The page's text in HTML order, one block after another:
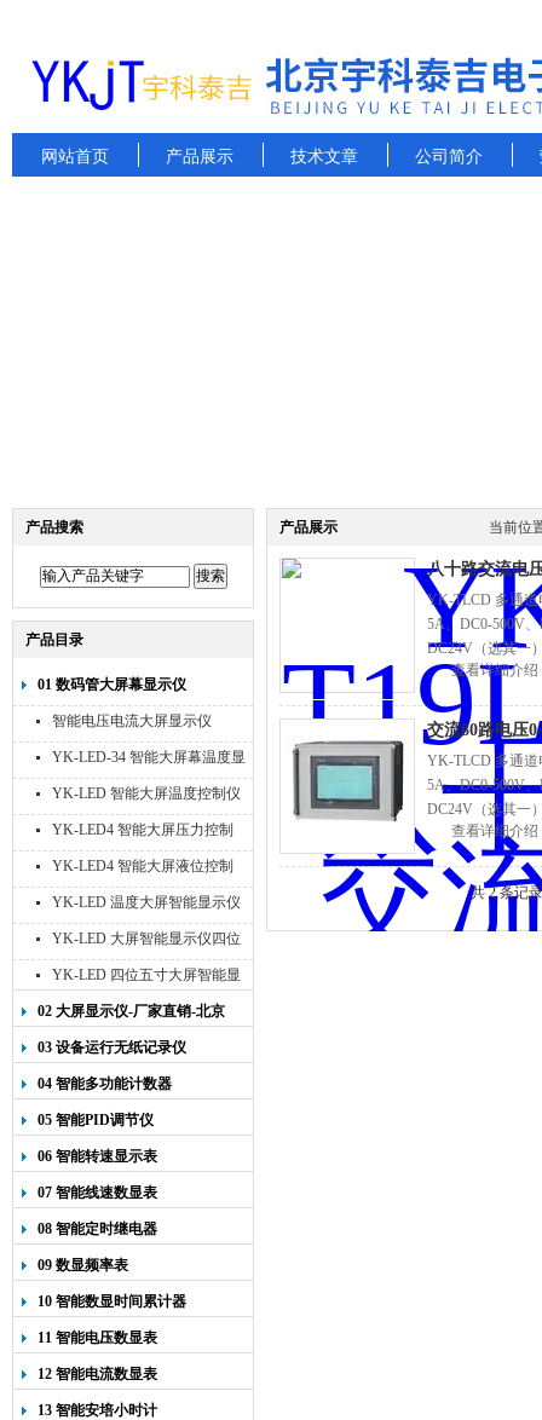
网站首页 产品展示 技术文章 公司简介
产品搜索
产品目录
01 数码管大屏幕显示仪
智能电压电流大屏显示仪
YK-LED-34 智能大屏幕温度显
示仪
YK-LED 智能大屏温度控制仪
YK-LED4 智能大屏压力控制
仪
YK-LED4 智能大屏液位控制
仪
YK-LED 温度大屏智能显示仪
四位十寸
YK-LED 大屏智能显示仪四位
八寸
YK-LED 四位五寸大屏智能显
示仪
02 大屏显示仪-厂家直销-北京
宇科泰吉
03 设备运行无纸记录仪
04 智能多功能计数器
05 智能PID调节仪
06 智能转速显示表
07 智能线速数显表
08 智能定时继电器
09 数显频率表
10 智能数显时间累计器
11 智能电压数显表
12 智能电流数显表
13 智能安培小时计
产品展示 当前位
八十路交流电
YK-TLCD 多通道
5A、DC0-500V
DC24V（选其一
查看详细介绍
交流80路电压
YK-TLCD 多通道
5A、DC0-500V
DC24V（选其一
查看详细介绍
共 2 条记